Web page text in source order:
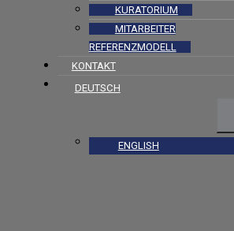
KURATORIUM
MITARBEITER
REFERENZMODELL
KONTAKT
DEUTSCH
ENGLISH